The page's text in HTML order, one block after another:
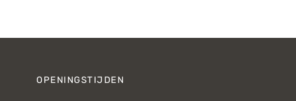
OPENINGSTIJDEN